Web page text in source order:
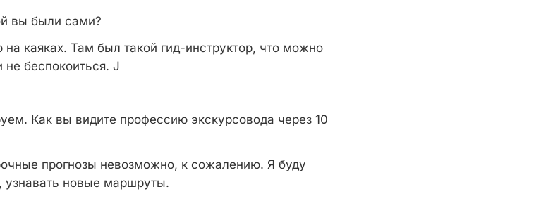
вы были сами?
каяках. Там был такой гид-инструктор, что можно
беспокоиться. J
Как вы видите профессию экскурсовода через 10
прогнозы невозможно, к сожалению. Я буду
узнавать новые маршруты.